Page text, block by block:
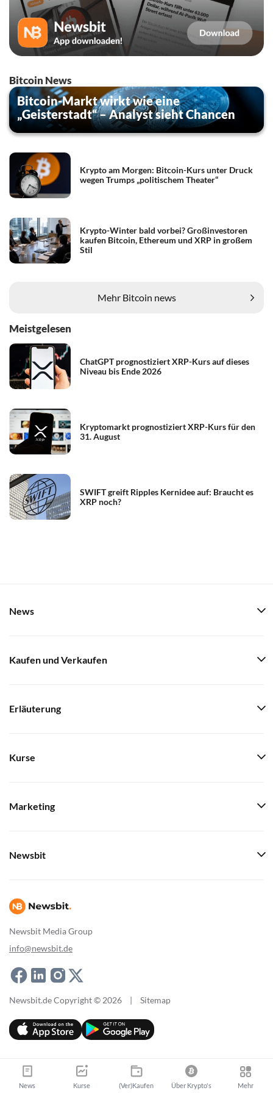
Bitcoin News
Bitcoin-Markt wirkt wie eine
„Geisterstadt“ – Analyst sieht Chancen
Krypto am Morgen: Bitcoin-Kurs unter Druck
wegen Trumps „politischem Theater“
Krypto-Winter bald vorbei? Großinvestoren
kaufen Bitcoin, Ethereum und XRP in großem
Stil
Mehr Bitcoin news
Meistgelesen
ChatGPT prognostiziert XRP-Kurs auf dieses
Niveau bis Ende 2026
Kryptomarkt prognostiziert XRP-Kurs für den
31. August
SWIFT greift Ripples Kernidee auf: Braucht es
XRP noch?
Newsbit Media Group
info@newsbit.de
News
Kaufen und Verkaufen
Erläuterung
Kurse
Marketing
Newsbit
Newsbit.de Copyright © 2026 | Sitemap
News Kurse (Ver)Kaufen Über Krypto's Mehr